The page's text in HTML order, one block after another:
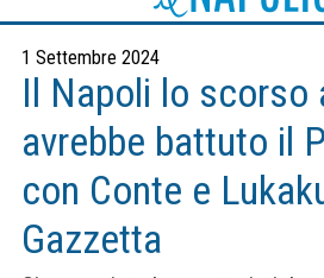
1 Settembre 2024
Il Napoli lo scorso
avrebbe battuto il
con Conte e
Gazzetta